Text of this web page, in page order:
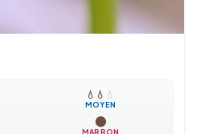
💧 💧 💧
MOYEN
MARRON